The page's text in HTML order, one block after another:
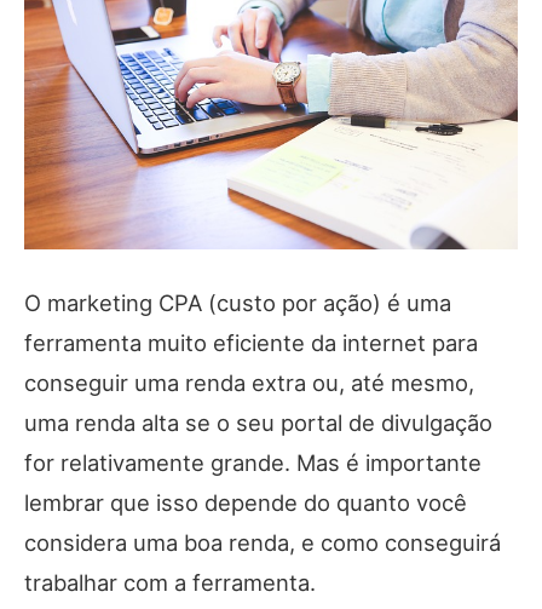
O marketing CPA (custo por ação) é uma
ferramenta muito eficiente da internet para
conseguir uma renda extra ou, até mesmo,
uma renda alta se o seu portal de divulgação
for relativamente grande. Mas é importante
lembrar que isso depende do quanto você
considera uma boa renda, e como conseguirá
trabalhar com a ferramenta.